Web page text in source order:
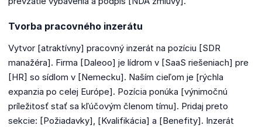
Tvorba pracovného inzerátu
Vytvor [atraktívny] pracovný inzerát na pozíciu [SDR
manažéra]. Firma [Daleoo] je lídrom v [SaaS riešeniach] pre
[HR] so sídlom v [Nemecku]. Naším cieľom je [rýchla
expanzia po celej Európe]. Pozícia ponúka [výnimočnú
príležitosť stať sa kľúčovým členom tímu]. Pridaj preto
sekcie: [Požiadavky], [Kvalifikácia] a [Benefity]. Inzerát